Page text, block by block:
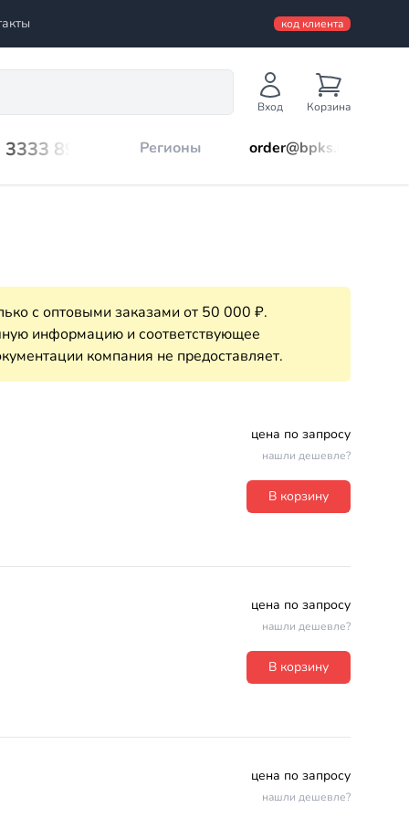
код клиента
Вход Корзина
899 Регионы order@bpks.ru
с оптовыми заказами от 50 000 ₽.
информацию и соответствующее
компания не предоставляет.
цена по запросу
нашли дешевле?
В корзину
цена по запросу
нашли дешевле?
В корзину
цена по запросу
нашли дешевле?